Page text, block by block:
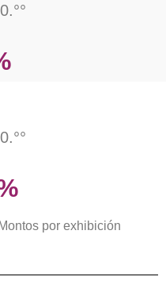
por exhibición